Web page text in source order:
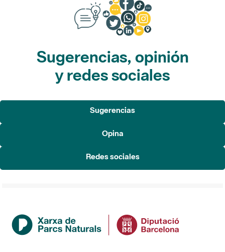
Sugerencias, opinión
y redes sociales
Sugerencias
Institución